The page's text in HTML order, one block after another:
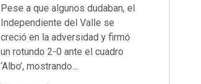
Pese a que algunos dudaban, el
Independiente del Valle se
creció en la adversidad y firmó
un rotundo 2-0 ante el cuadro
‘Albo’, mostrando...